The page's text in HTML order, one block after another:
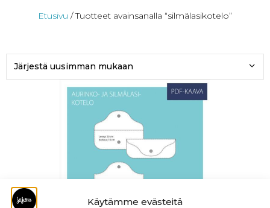
Käytämme evästeitä
Etusivu / Tuotteet avainsanalla “silmälasikotelo”